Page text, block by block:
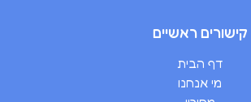
קישורים ראשיים
דף הבית
מי אנחנו